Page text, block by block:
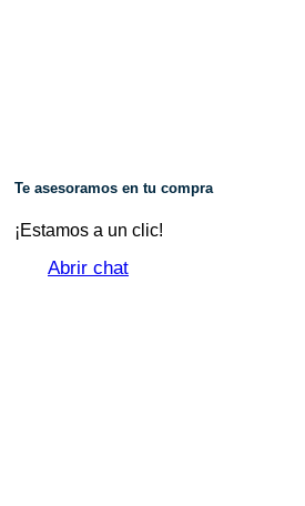
Te asesoramos en tu compra
¡Estamos a un clic!
Abrir chat